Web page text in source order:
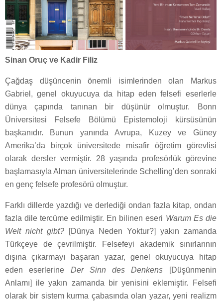
Sinan Oruç ve Kadir Filiz
Çağdaş düşüncenin önemli isimlerinden olan Markus
Gabriel, genel okuyucuya da hitap eden felsefi eserlerle
dünya çapında tanınan bir düşünür olmuştur. Bonn
Üniversitesi Felsefe Bölümü Epistemoloji kürsüsünün
başkanıdır. Bunun yanında Avrupa, Kuzey ve Güney
Amerika’da birçok üniversitede misafir öğretim görevlisi
olarak dersler vermiştir. 28 yaşında profesörlük görevine
başlamasıyla Alman üniversitelerinde Schelling’den sonraki
en genç felsefe profesörü olmuştur.
Farklı dillerde yazdığı ve derlediği ondan fazla kitap, ondan
fazla dile tercüme edilmiştir. En bilinen eseri Warum Es die
Welt nicht gibt?[Dünya Neden Yoktur?] yakın zamanda
Türkçeye de çevrilmiştir. Felsefeyi akademik sınırlarının
dışına çıkarmayı başaran yazar, genel okuyucuya hitap
eden eserlerine Der Sinn des Denkens
[Düşünmenin
Anlamı] ile yakın zamanda bir yenisini eklemiştir. Felsefi
olarak bir sistem kurma çabasında olan yazar, yeni realizm